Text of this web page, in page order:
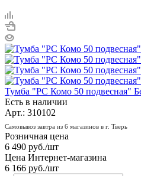
Тумба "РС Комо 50 подвесная"
Есть в наличии
Арт.: 310102
Самовывоз завтра из 6 магазинов в г. Тверь
Розничная цена
6 490 руб./шт
Цена Интернет-магазина
6 166 руб./шт